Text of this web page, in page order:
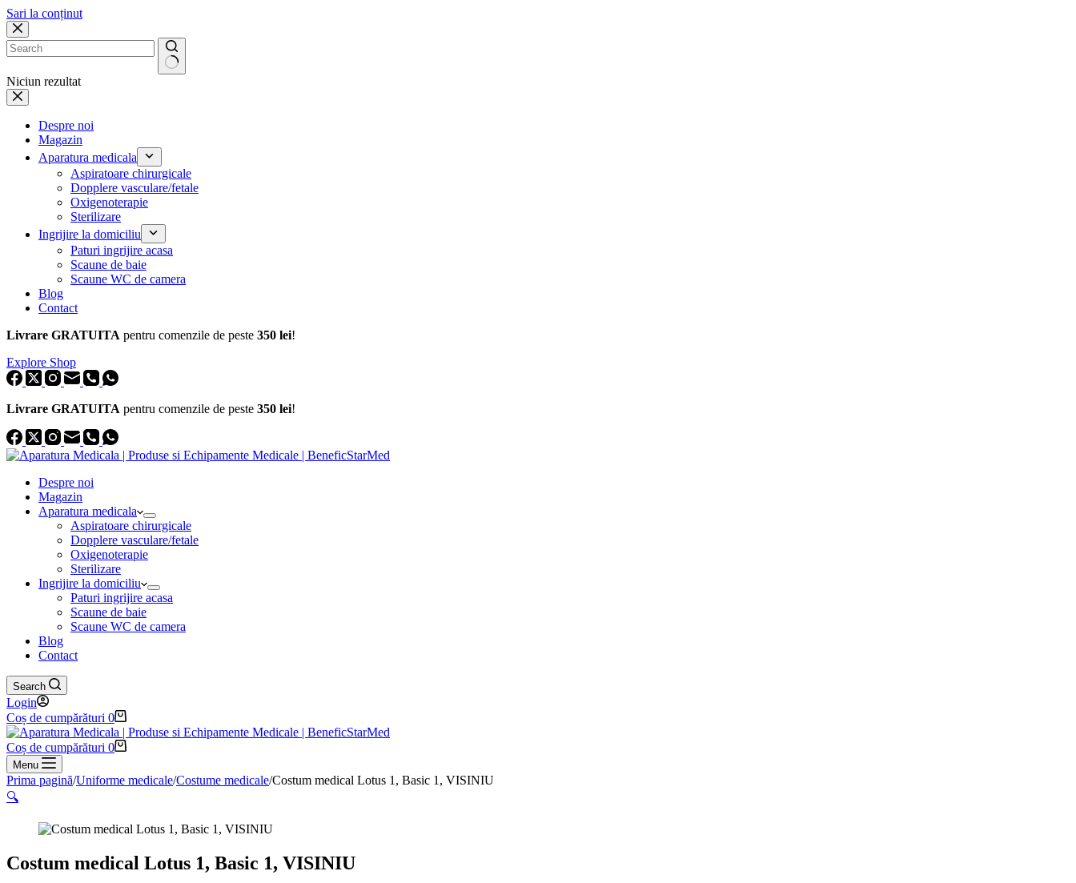
Sari la conținut
Niciun rezultat
Despre noi
Magazin
Aparatura medicala
Aspiratoare chirurgicale
Dopplere vasculare/fetale
Oxigenoterapie
Sterilizare
Ingrijire la domiciliu
Paturi ingrijire acasa
Scaune de baie
Scaune WC de camera
Blog
Contact
Livrare GRATUITA pentru comenzile de peste 350 lei!
Explore Shop
Livrare GRATUITA pentru comenzile de peste 350 lei!
Despre noi
Magazin
Aparatura medicala
Aspiratoare chirurgicale
Dopplere vasculare/fetale
Oxigenoterapie
Sterilizare
Ingrijire la domiciliu
Paturi ingrijire acasa
Scaune de baie
Scaune WC de camera
Blog
Contact
Search
Login
Coș de cumpărături 0
Coș de cumpărături 0
Menu
Prima pagină/Uniforme medicale/Costume medicale/Costum medical Lotus 1, Basic 1, VISINIU
🔍
Costum medical Lotus 1, Basic 1, VISINIU